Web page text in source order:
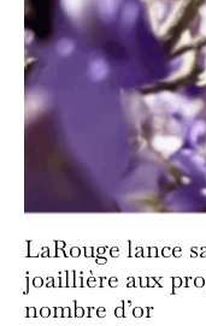
LaRouge lance
joaillière aux
nombre d’or